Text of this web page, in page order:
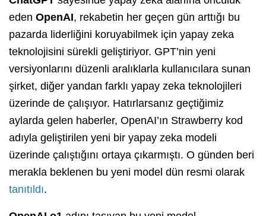
eden OpenAI, rekabetin her geçen gün arttığı bu
pazarda liderliğini koruyabilmek için yapay zeka
teknolojisini sürekli geliştiriyor. GPT’nin yeni
versiyonlarını düzenli aralıklarla kullanıcılara sunan
şirket, diğer yandan farklı yapay zeka teknolojileri
üzerinde de çalışıyor. Hatırlarsanız geçtiğimiz
aylarda gelen haberler, OpenAI’ın Strawberry kod
adıyla geliştirilen yeni bir yapay zeka modeli
üzerinde çalıştığını ortaya çıkarmıştı. O günden beri
merakla beklenen bu yeni model dün resmi olarak
tanıtıldı.